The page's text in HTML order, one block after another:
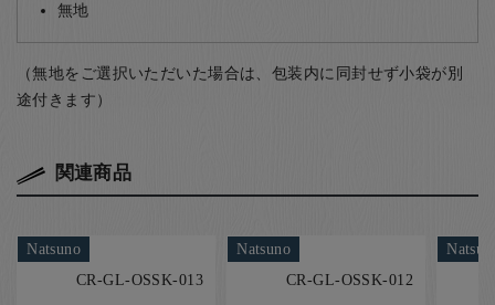
無地
（無地をご選択いただいた場合は、包装内に同封せず小袋が別
途付きます）
関連商品
Natsuno
CR-GL-OSSK-013
Natsuno
CR-GL-OSSK-012